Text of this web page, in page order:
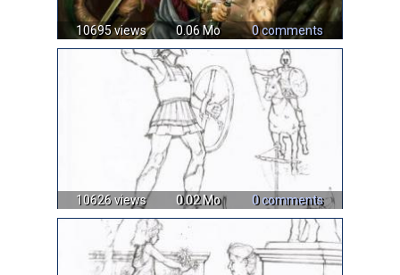
10695 views 0.06 Mo 0 comments
10626 views 0.02 Mo 0 comments